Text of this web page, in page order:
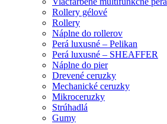
Rollery gélové
Rollery
Náplne do rollerov
Perá luxusné – Pelikan
Perá luxusné – SHEAFFER
Náplne do pier
Drevené ceruzky
Mechanické ceruzky
Mikroceruzky
Strúhadlá
Gumy